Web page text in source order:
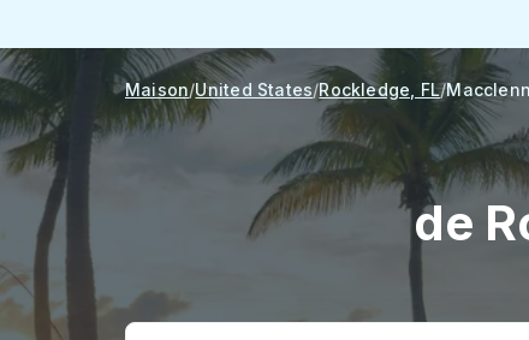
Maison United States Rockledge, FL
de